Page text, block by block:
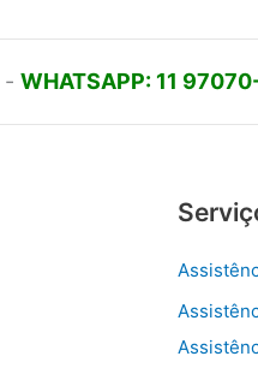
- WHATSAPP: 11